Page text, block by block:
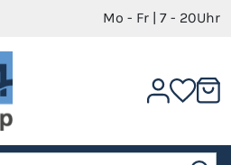
Mo - Fr | 7 - 20Uhr